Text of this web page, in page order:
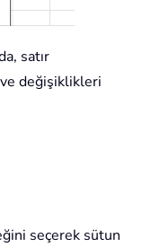
satır
değişiklikleri
seçerek sütun